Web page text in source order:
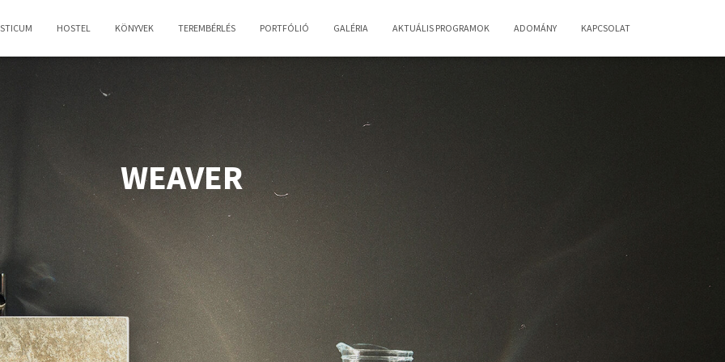
HOSTEL KÖNYVEK TEREMBÉRLÉS PORTFÓLIÓ GALÉRIA AKTUÁLIS PROGRAMOK ADOMÁNY KAPCSOLAT
WEAVER